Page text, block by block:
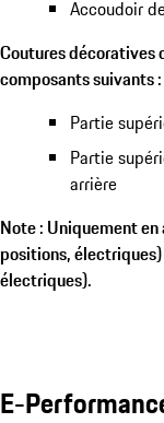
Accoudoir
Coutures décoratives
composants suivants :
Partie
Partie
arrière
Note : Uniquement
positions,
électriques).
E-